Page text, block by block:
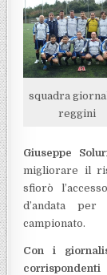
squadra
reggini
Giuseppe
migliorare il
sfiorò
d’andata
campionato.
Con i